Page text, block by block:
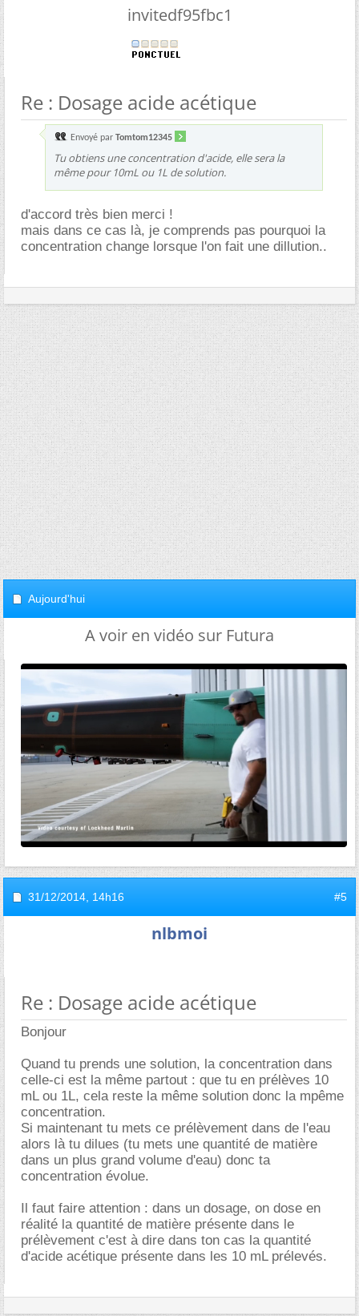
invitedf95fbc1
Re : Dosage acide acétique
Envoyé par Tomtom12345
Tu obtiens une concentration d'acide, elle sera la
même pour 10mL ou 1L de solution.
d'accord très bien merci !
mais dans ce cas là, je comprends pas pourquoi la
concentration change lorsque l'on fait une dillution..
Aujourd'hui
A voir en vidéo sur Futura
31/12/2014, 14h16 #5
nlbmoi
Re : Dosage acide acétique
Bonjour
Quand tu prends une solution, la concentration dans
celle-ci est la même partout : que tu en prélèves 10
mL ou 1L, cela reste la même solution donc la mpême
concentration.
Si maintenant tu mets ce prélèvement dans de l'eau
alors là tu dilues (tu mets une quantité de matière
dans un plus grand volume d'eau) donc ta
concentration évolue.
Il faut faire attention : dans un dosage, on dose en
réalité la quantité de matière présente dans le
prélèvement c'est à dire dans ton cas la quantité
d'acide acétique présente dans les 10 mL prélevés.